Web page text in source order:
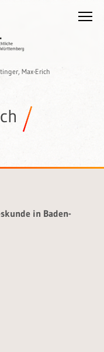
Max-Erich
in Baden-